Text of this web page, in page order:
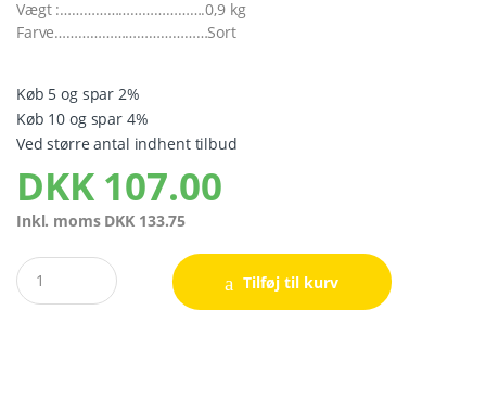
Vægt :……………………………….0,9 kg
Farve…………………………………Sort
Køb 5 og spar 2%
Køb 10 og spar 4%
Ved større antal indhent tilbud
DKK107.00
Inkl. moms DKK 133.75
Quantity
Tilføj til kurv